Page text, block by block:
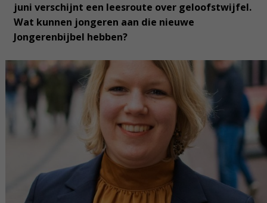
juni verschijnt een leesroute over geloofstwijfel.
Wat kunnen jongeren aan die nieuwe
Jongerenbijbel hebben?